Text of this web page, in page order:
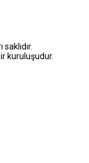
kuruluşudur.